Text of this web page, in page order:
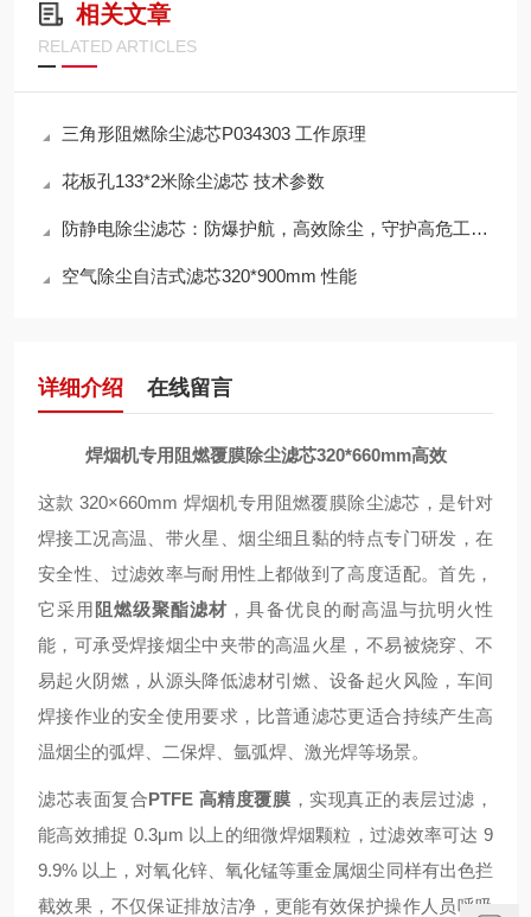
相关文章
RELATED ARTICLES
三角形阻燃除尘滤芯P034303 工作原理
花板孔133*2米除尘滤芯 技术参数
防静电除尘滤芯：防爆护航，高效除尘，守护高危工况安全
空气除尘自洁式滤芯320*900mm 性能
详细介绍 在线留言
焊烟机专用阻燃覆膜除尘滤芯320*660mm高效
这款 320×660mm 焊烟机专用阻燃覆膜除尘滤芯，是针对
焊接工况高温、带火星、烟尘细且黏的特点专门研发，在
安全性、过滤效率与耐用性上都做到了高度适配。首先，
它采用 阻燃级聚酯滤材 ，具备优良的耐高温与抗明火性
能，可承受焊接烟尘中夹带的高温火星，不易被烧穿、不
易起火阴燃，从源头降低滤材引燃、设备起火风险，车间
焊接作业的安全使用要求，比普通滤芯更适合持续产生高
温烟尘的弧焊、二保焊、氩弧焊、激光焊等场景。
滤芯表面复合PTFE 高精度覆膜 ，实现真正的表层过滤，
能高效捕捉 0.3μm 以上的细微焊烟颗粒，过滤效率可达 9
9.9% 以上，对氧化锌、氧化锰等重金属烟尘同样有出色拦
截效果，不仅保证排放洁净，更能有效保护操作人员呼吸